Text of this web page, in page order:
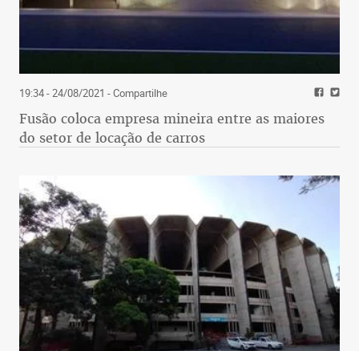
19:34 - 24/08/2021 - Compartilhe
Fusão coloca empresa mineira entre as maiores
do setor de locação de carros